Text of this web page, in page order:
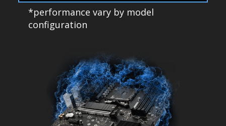
*performance vary by model
configuration